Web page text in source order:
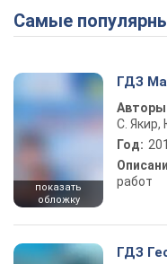
Самые
показать
обложку
ГДЗ
С. Якир,
Год:
работ
ГДЗ